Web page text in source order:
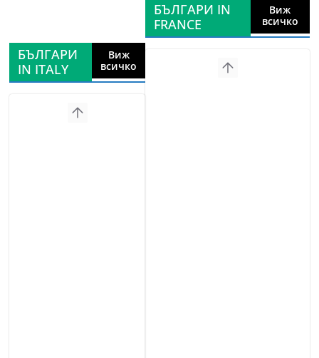
БЪЛГАРИ
IN ITALY
Виж
всичко
БЪЛГАРИ IN
FRANCE
Виж
всичко